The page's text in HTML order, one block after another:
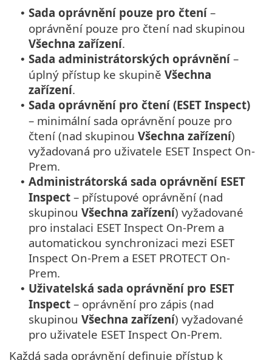
• Sada oprávnění pouze pro čtení–
oprávnění pouze pro čtení nad skupinou
Všechna zařízení.
• Sada administrátorských oprávnění–
úplný přístup ke skupině Všechna
zařízení.
• Sada oprávnění pro čtení (ESET Inspect)
– minimální sada oprávnění pouze pro
čtení (nad skupinou Všechna zařízení)
vyžadovaná pro uživatele ESET Inspect On-
Prem.
• Administrátorská sada oprávnění ESET
Inspect – přístupové oprávnění (nad
skupinou Všechna zařízení) vyžadované
pro instalaci ESET Inspect On-Prem a
automatickou synchronizaci mezi ESET
Inspect On-Prem a ESET PROTECT On-
Prem.
• Uživatelská sada oprávnění pro ESET
Inspect – oprávnění pro zápis (nad
skupinou Všechna zařízení) vyžadované
pro uživatele ESET Inspect On-Prem.
Každá sada oprávnění definuje přístup k